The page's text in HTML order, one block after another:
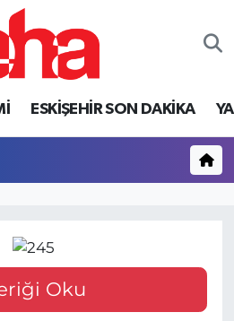
ESKİŞEHİR SON DAKİKA
Oku